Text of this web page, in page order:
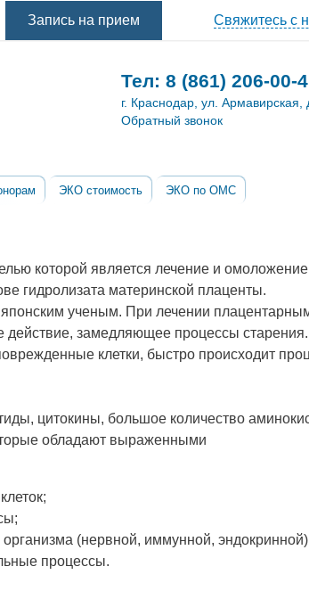
Запись на прием Свяжитесь с
Тел: 8 (861) 206-00-
г. Краснодар, ул. Армавирская,
Обратный звонок
ЭКО стоимость ЭКО по ОМС
которой является лечение и омоложение
гидролизата материнской плаценты.
ученым. При лечении
действие, замедляющее процессы старения.
клетки, быстро происходит
цитокины, большое количество
обладают выраженными
(нервной, иммунной,
процессы.